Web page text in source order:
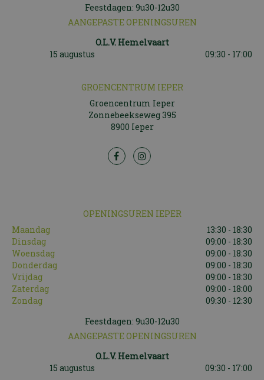
Feestdagen: 9u30-12u30
AANGEPASTE OPENINGSUREN
O.L.V. Hemelvaart
15 augustus
09:30 - 17:00
GROENCENTRUM IEPER
Groencentrum Ieper
Zonnebeekseweg 395
8900 Ieper
OPENINGSUREN IEPER
Maandag
13:30 - 18:30
Dinsdag
09:00 - 18:30
Woensdag
09:00 - 18:30
Donderdag
09:00 - 18:30
Vrijdag
09:00 - 18:30
Zaterdag
09:00 - 18:00
Zondag
09:30 - 12:30
Feestdagen: 9u30-12u30
AANGEPASTE OPENINGSUREN
O.L.V. Hemelvaart
15 augustus
09:30 - 17:00